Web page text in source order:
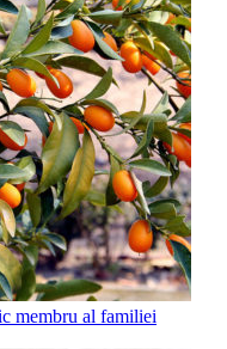
membru al familiei